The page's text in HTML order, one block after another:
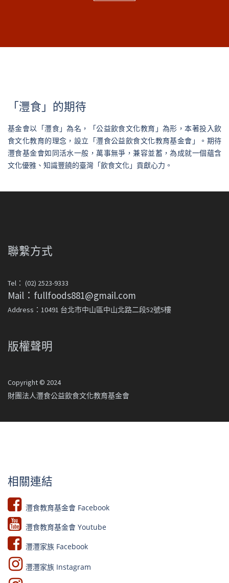
「灃食」的期待
基金會以「灃食」為名，「公益飲食文化教育」為形，本著投入飲
食文化教育的理念，設立「灃食公益飲食文化教育基金會」。期待
灃食基金會如同活水一般，萬事無爭，兼容並蓄，為成就一個蘊含
文化優雅、知識豐饒的臺灣「飲食文化」貢獻心力。
聯繫方式
Tel： (02) 2523-9333
Mail：fullfoods881@gmail.com
Address：10491 台北市中山區中山北路二段52號5樓
版權聲明
Copyright © 2024
財團法人灃食公益飲食文化教育基金會
相關連結
灃食教育基金會 Facebook​
灃食教育基金會 Youtube​​
灃灃家族 Facebook
灃灃家族 Instagram